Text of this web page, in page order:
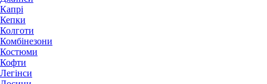
Капрі
Кепки
Колготи
Комбінезони
Костюми
Кофти
Легінси